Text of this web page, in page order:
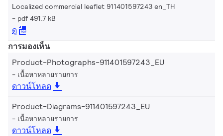
Localized commercial leaflet 911401597243 en_TH
pdf 491.7 kB
ดู
การมองเห็น
Product-Photographs-911401597243_EU
เนื้อหาหลายรายการ
ดาวน์โหลด
Product-Diagrams-911401597243_EU
เนื้อหาหลายรายการ
ดาวน์โหลด